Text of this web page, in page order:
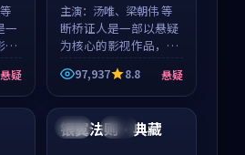
一
视
转
体
观
悬疑
主演： 汤唯、梁朝伟 等
断桥证人是一部以悬疑
为核心的影视作品，围
绕危机、反转与人物成
长展开，整体节奏紧
凑，值得推荐观看。
97,937 8.8 悬疑
中国 热播
银翼法则·典藏